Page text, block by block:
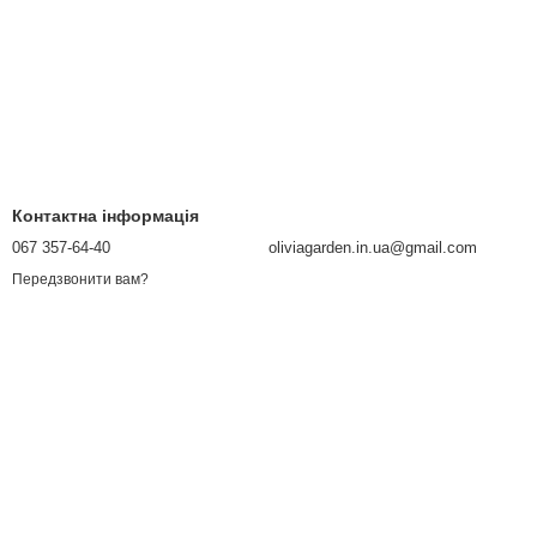
Контактна інформація
067 357-64-40
Передзвонити вам?
oliviagarden.in.ua@gmail.com